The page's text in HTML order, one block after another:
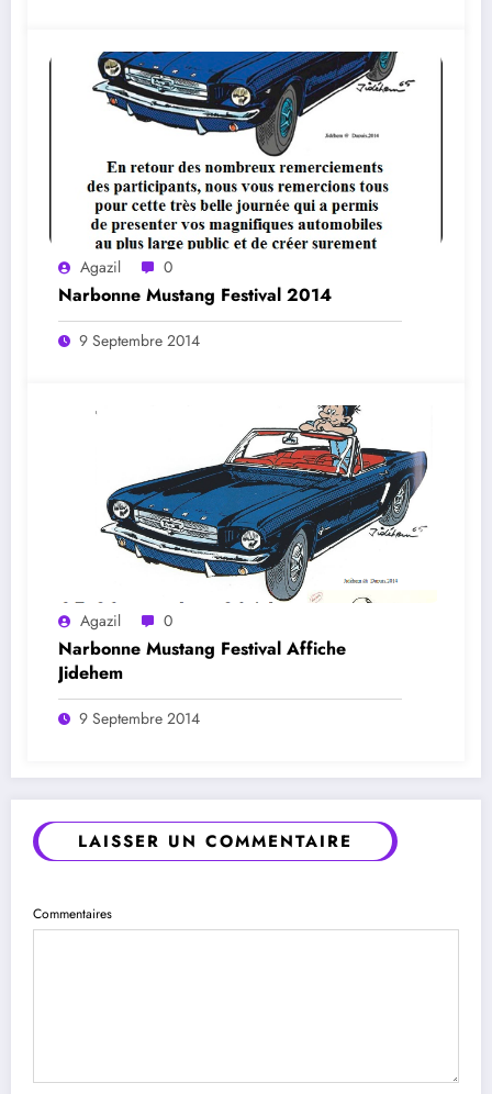
Agazil 0
Narbonne Mustang Festival 2014
9 Septembre 2014
Agazil 0
Narbonne Mustang Festival Affiche
Jidehem
9 Septembre 2014
LAISSER UN COMMENTAIRE
Commentaires